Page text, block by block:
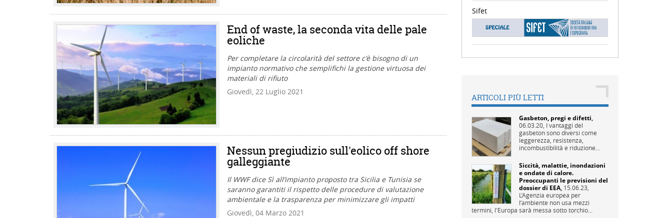
End of waste, la seconda vita delle pale
eoliche
Per completare la circolarità del settore c'è bisogno di un
impianto normativo che semplifichi la gestione virtuosa dei
materiali di rifiuto
Giovedì, 22 Luglio 2021
Nessun pregiudizio sull'eolico off shore
galleggiante
Il WWF dice Sì all’impianto proposto tra Sicilia e Tunisia se
saranno garantiti il rispetto delle procedure di valutazione
ambientale e la trasparenza per minimizzare gli impatti
Giovedì, 04 Marzo 2021
Sifet
ARTICOLI PIÙ LETTI
Gasbeton, pregi e difetti,
06.03.20, I vantaggi del
gasbeton sono diversi come
leggerezza, resistenza,
incombustibilità e riduzione...
Siccità, malattie, inondazioni
e ondate di calore.
Preoccupanti le previsioni del
dossier di EEA, 15.06.23,
L’Agenzia europea per
l’ambiente non usa mezzi
termini, l'Europa sarà messa sotto torchio...